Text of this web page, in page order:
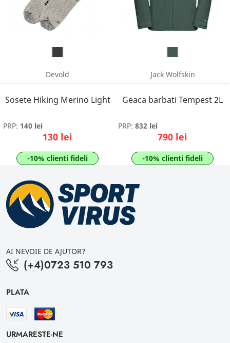
Devold
Sosete Hiking Merino Light
PRP: 140 lei
130 lei
-10% clienti fideli
Jack Wolfskin
Geaca barbati Tempest 2L
PRP: 832 lei
790 lei
-10% clienti fideli
AI NEVOIE DE AJUTOR?
(+4)0723 510 793
PLATA
URMARESTE-NE